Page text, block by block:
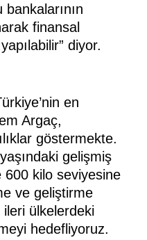
finansal
diyor.
en
Argaç,
göstermekte.
gelişmiş
600 kilo seviyesine
ve geliştirme
ülkelerdeki
hedefliyoruz.